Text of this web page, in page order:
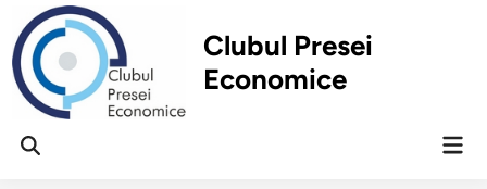
Перейти
содержимому
Clubul Presei
Economice
Открыть